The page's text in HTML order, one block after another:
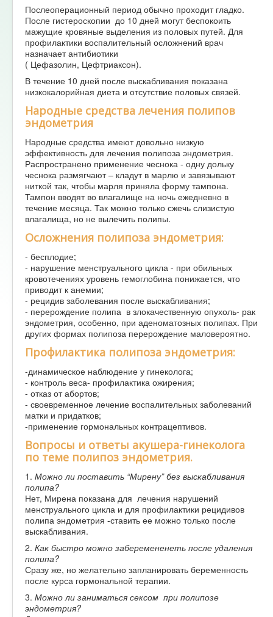
Послеоперационный период обычно проходит гладко.
После гистероскопии до 10 дней могут беспокоить
мажущие кровяные выделения из половых путей. Для
профилактики воспалительный осложнений врач
назначает антибиотики
( Цефазолин, Цефтриаксон).
В течение 10 дней после выскабливания показана
низкокалорийная диета и отсутствие половых связей.
Народные средства лечения полипов
эндометрия
Народные средства имеют довольно низкую
эффективность для лечения полипоза эндометрия.
Распространено применение чеснока - одну дольку
чеснока размягчают – кладут в марлю и завязывают
ниткой так, чтобы марля приняла форму тампона.
Тампон вводят во влагалище на ночь ежедневно в
течение месяца. Так можно только сжечь слизистую
влагалища, но не вылечить полипы.
Осложнения полипоза эндометрия:
- бесплодие;
- нарушение менструального цикла - при обильных
кровотечениях уровень гемоглобина понижается, что
приводит к анемии;
- рецидив заболевания после выскабливания;
- перерождение полипа в злокачественную опухоль- рак
эндометрия, особенно, при аденоматозных полипах. При
других формах полипоза перерождение маловероятно.
Профилактика полипоза эндометрия:
-динамическое наблюдение у гинеколога;
- контроль веса- профилактика ожирения;
- отказ от абортов;
- своевременное лечение воспалительных заболеваний
матки и придатков;
-применение гормональных контрацептивов.
Вопросы и ответы акушера-гинеколога
по теме полипоз эндометрия.
1. Можно ли поставить “Мирену” без выскабливания
полипа?
Нет, Мирена показана для лечения нарушений
менструального цикла и для профилактики рецидивов
полипа эндометрия -ставить ее можно только после
выскабливания.
2. Как быстро можно заберемененеть после удаления
полипа?
Сразу же, но желательно запланировать беременность
после курса гормональной терапии.
3. Можно ли заниматься сексом при полипозе
эндометрия?